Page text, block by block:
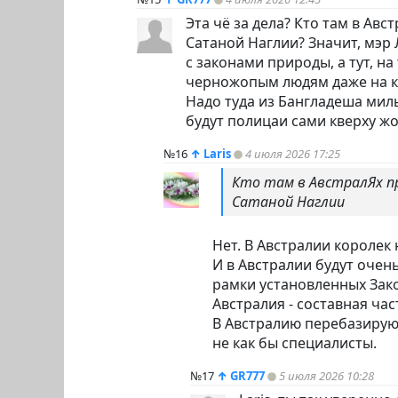
Эта чё за дела? Кто там в
Сатаной Наглии? Значит,
с законами природы, а тут,
черножопым людям даже на
Надо туда из Бангладеша
будут полицаи сами кверху
№16 ↑ Laris 4 июля 2026 17:25
Кто там в АвстралЯх
Сатаной Наглии
Нет. В Австралии королек
И в Австралии будут
рамки установленных
Австралия - составная
В Австралию
не как бы специалисты.
№17 ↑ GR777 5 июля 2026 10:28